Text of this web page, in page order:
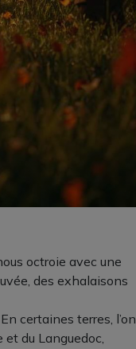
octroie avec une
des exhalaisons
certaines terres, l’on
du Languedoc,